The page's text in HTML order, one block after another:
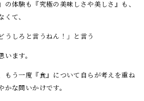
の体験も『究極の美味しさや美しさ』も、
て、
うしろと言うねん！」と言う
ます。
もう一度『食』について自らが考えを重ね
な問いかけです。